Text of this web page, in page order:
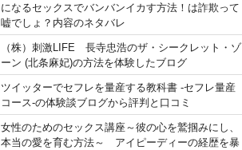
になるセックスでバンバンイカす方法！は詐欺って
嘘でしょ？内容のネタバレ
（株）刺激LIFE 長寺忠浩のザ・シークレット・ゾ
ーン (北条麻妃)の方法を体験したブログ
ツイッターでセフレを量産する教科書 -セフレ量産
コース-の体験談ブログから評判と口コミ
女性のためのセックス講座～彼の心を鷲掴みにし、
本当の愛を育む方法～ アイピーディーの経歴を暴